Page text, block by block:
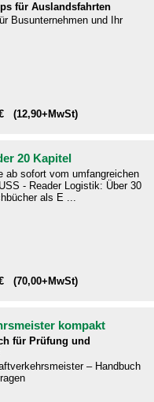
für Auslandsfahrten
Busunternehmen und Ihr
(12,90+MwSt)
20 Kapitel
ab sofort vom umfangreichen
- Reader Logistik: Über 30
als E ...
(70,00+MwSt)
kompakt
für Prüfung und
– Handbuch